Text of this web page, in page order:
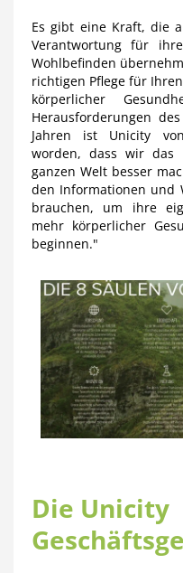
Es gibt eine Kraft, die
Verantwortung für
Wohlbefinden
richtigen Pflege für
körperlicher
Herausforderungen
Jahren ist Unicity
worden, dass wir das
ganzen Welt besser
den Informationen und
brauchen, um ihre
mehr körperlicher
beginnen."
Die Unicity